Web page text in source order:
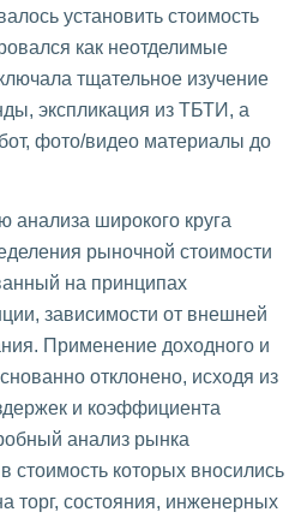
установить стоимость
как неотделимые
тщательное изучение
экспликация из ТБТИ, а
фото/видео материалы до
анализа широкого круга
рыночной стоимости
на принципах
зависимости от внешней
Применение доходного и
отклонено, исходя из
и коэффициента
анализ рынка
стоимость которых вносились
торг, состояния, инженерных